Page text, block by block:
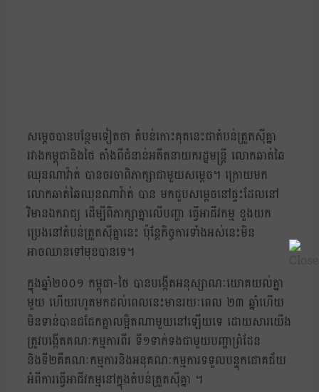
សម្ដេចបានបន្ថែមទៀតថា តំបន់កោះគុតនេះជាតំបន់ត្រួតស៊ីគ្នា
រវាងកម្ពុជានិងថៃ តាំងពីជំនាន់អតីតនាយករដ្ឋមន្ត្រី លោកឆាត់ឆៃ
ឈុនណាវ៉ាត់ បានចរចាពិភាក្សាជាមួយសម្ដេច។ ក្រោយមក
លោកឆាត់ឆៃឈុនណាវ៉ាត់ បាន មកជួបសម្តេចនៅផ្ទះដែលនៅ
វិមានឯករាជ្យ ដើម្បីពិភាក្សាគ្នាលើបញ្ហា ធ្វើអាជីវកម្ម ខួងយក
ប្រេងនៅតំបន់ត្រួតស៊ីគ្នានេះ ប៉ុន្តែកិច្ចការទាំងអស់នេះមិន
អាចឈានទៅមុខបានទេ។
ក្នុងឆ្នាំ២០០១ កម្ពុជា-ថៃ បានបង្កើតអនុស្សាណៈយោគយល់គ្នា
មួយ ហើយរហូតមកដល់ពេលនេះមានរយៈពេល ២៣ ឆ្នាំហើយ
មិនទាន់បានជជែកគ្នាលម្អិតណាមួយនៅឡើយទេ ដោយសារយើង
ត្រូវបង្កើតគណៈកម្មការពីរ ទី១ទាក់ទងជាមួយបញ្ហាព្រំដែន
និងទី២គឺគណៈកម្មការនិងអនុគណៈកម្មការទទួលបន្ទុកជោគជ័យ
អំពីការធ្វើអាជីវកម្មនៅក្នុងតំបន់ត្រួតស៊ីគ្នា ។